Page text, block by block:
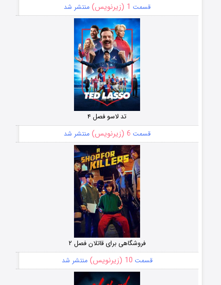
قسمت 1 (زیرنویس) منتشر شد
تد لاسو فصل ۴
قسمت 6 (زیرنویس) منتشر شد
فروشگاهی برای قاتلان فصل ۲
قسمت 10 (زیرنویس) منتشر شد